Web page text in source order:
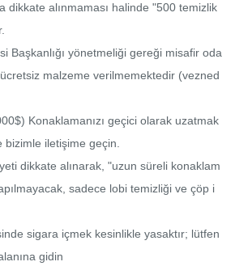
dikkate alınmaması halinde "500 temizlik
Başkanlığı yönetmeliği gereği misafir oda
ücretsiz malzeme verilmemektedir (vezned
Konaklamanızı geçici olarak uzatmak
bizimle iletişime geçin.
dikkate alınarak, "uzun süreli konaklam
sadece lobi temizliği ve çöp i
sigara içmek kesinlikle yasaktır; lütfen
gidin